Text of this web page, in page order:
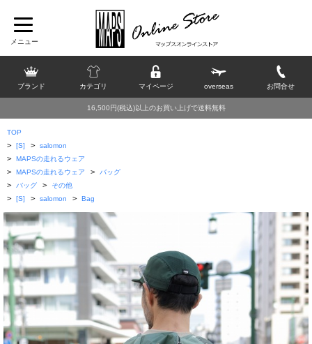
ブランド カテゴリ マイページ overseas お問合せ
16,500円(税込)以上のお買い上げで送料無料
TOP
> [S] > salomon
> MAPSの走れるウェア
> MAPSの走れるウェア > バッグ
> バッグ > その他
> [S] > salomon > Bag